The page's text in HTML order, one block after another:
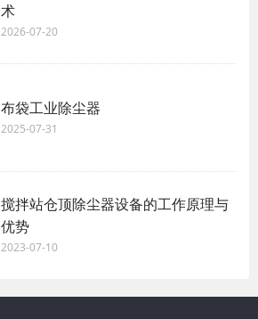
术
2026-07-20
布袋工业除尘器
2025-07-31
搅拌站仓顶除尘器设备的工作原理与
优势
2023-07-10